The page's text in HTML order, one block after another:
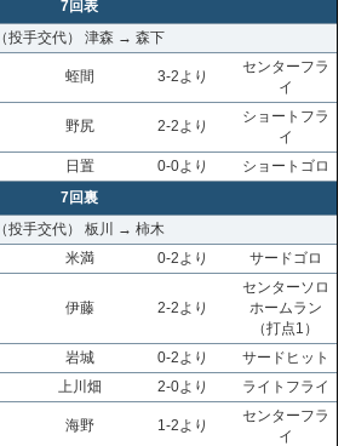
7回表
（投手交代） 津森 → 森下
蛭間 3-2より
センターフラ
イ
野尻 2-2より
ショートフラ
イ
日置 0-0より
ショートゴロ
7回裏
（投手交代） 板川 → 柿木
米満 0-2より サードゴロ
伊藤 2-2より
センターソロ
ホームラン
（打点1）
岩城 0-2より
サードヒット
上川畑 2-0より ライトフライ
海野 1-2より
センターフラ
イ